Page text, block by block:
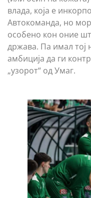
влада, која е
Автокоманда, но
особено кон оние
држава. Па имал тој
амбиција да ги
„узорот“ од Умаг.